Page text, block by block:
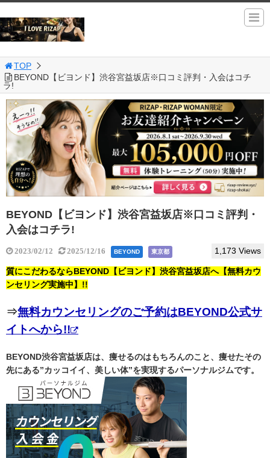
TOP
BEYOND【ビヨンド】渋谷宮益坂店※口コミ評判・入会はコチ
ラ!
BEYOND【ビヨンド】渋谷宮益坂店※口コミ評判・
入会はコチラ!
2023/02/12 2025/12/16 BEYOND 東京都 1,173 Views
質にこだわるならBEYOND【ビヨンド】渋谷宮益坂店へ【無料カウ
ンセリング実施中】!!
⇒無料カウンセリングのご予約はBEYOND公式サ
イトへから!!
BEYOND渋谷宮益坂店は、痩せるのはもちろんのこと、痩せたその
先にある”カッコイイ、美しい体”を実現するパーソナルジムです。